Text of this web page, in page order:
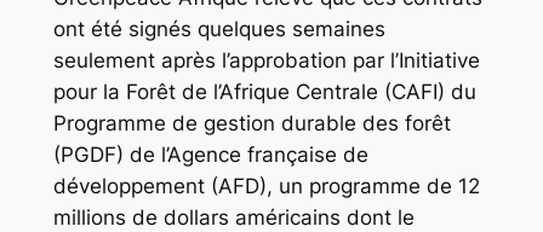
ont été signés quelques semaines
seulement après l’approbation par l’Initiative
pour la Forêt de l’Afrique Centrale (CAFI) du
Programme de gestion durable des forêt
(PGDF) de l’Agence française de
développement (AFD), un programme de 12
millions de dollars américains dont le